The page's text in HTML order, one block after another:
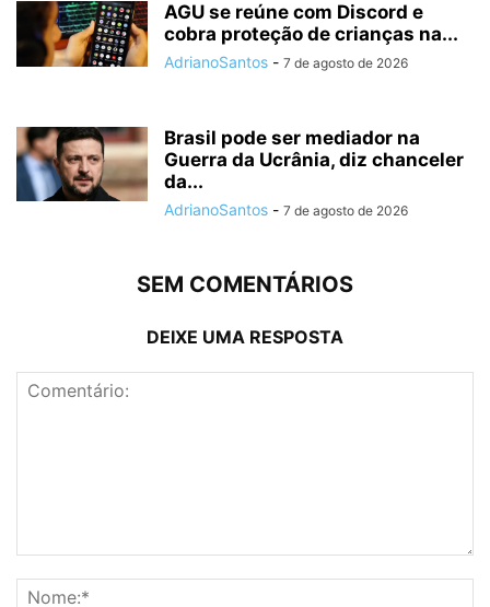
AGU se reúne com Discord e
cobra proteção de crianças na...
AdrianoSantos - 7 de agosto de 2026
Brasil pode ser mediador na
Guerra da Ucrânia, diz chanceler
da...
AdrianoSantos - 7 de agosto de 2026
SEM COMENTÁRIOS
DEIXE UMA RESPOSTA